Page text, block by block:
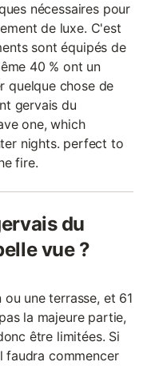
nécessaires pour
de luxe. C'est
sont équipés de
40 % ont un
quelque chose de
gervais du
one, which
nights. perfect to
fire.
du
vue ?
une terrasse, et 61
la majeure partie,
être limitées. Si
faudra commencer